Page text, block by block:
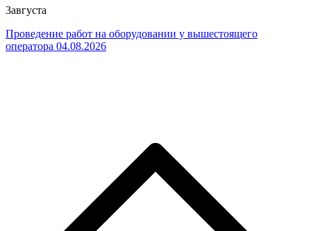
3августа
Проведение работ на оборудовании у вышестоящего
оператора 04.08.2026